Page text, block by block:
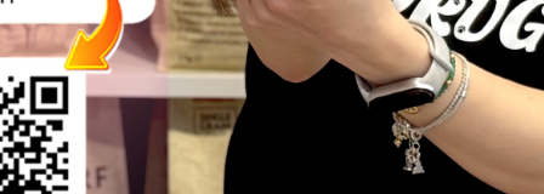
( Отзывы) ( Отзывы)